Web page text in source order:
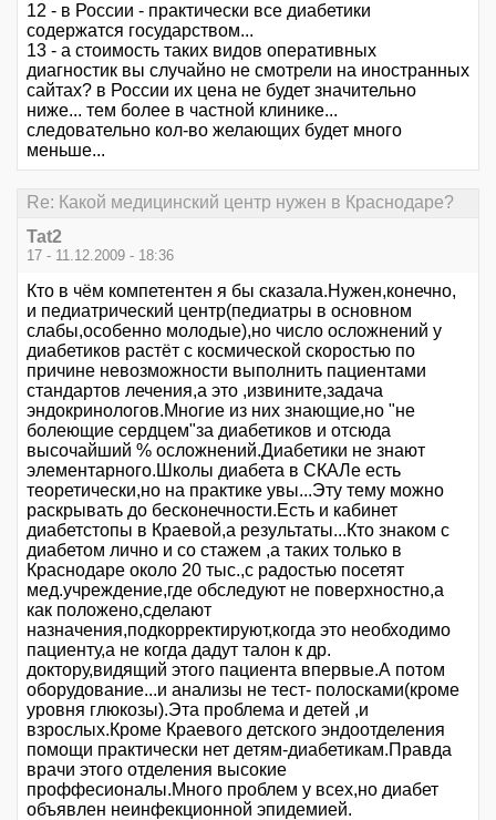
12 - в России - практически все диабетики
содержатся государством...
13 - а стоимость таких видов оперативных
диагностик вы случайно не смотрели на иностранных
сайтах? в России их цена не будет значительно
ниже... тем более в частной клинике...
следовательно кол-во желающих будет много
меньше...
Re: Какой медицинский центр нужен в Краснодаре?
Tat2
17 - 11.12.2009 - 18:36
Кто в чём компетентен я бы сказала.Нужен,конечно,
и педиатрический центр(педиатры в основном
слабы,особенно молодые),но число осложнений у
диабетиков растёт с космической скоростью по
причине невозможности выполнить пациентами
стандартов лечения,а это ,извините,задача
эндокринологов.Многие из них знающие,но "не
болеющие сердцем"за диабетиков и отсюда
высочайший % осложнений.Диабетики не знают
элементарного.Школы диабета в СКАЛе есть
теоретически,но на практике увы...Эту тему можно
раскрывать до бесконечности.Есть и кабинет
диабетстопы в Краевой,а результаты...Кто знаком с
диабетом лично и со стажем ,а таких только в
Краснодаре около 20 тыс.,с радостью посетят
мед.учреждение,где обследуют не поверхностно,а
как положено,сделают
назначения,подкорректируют,когда это необходимо
пациенту,а не когда дадут талон к др.
доктору,видящий этого пациента впервые.А потом
оборудование...и анализы не тест- полосками(кроме
уровня глюкозы).Эта проблема и детей ,и
взрослых.Кроме Краевого детского эндоотделения
помощи практически нет детям-диабетикам.Правда
врачи этого отделения высокие
проффесионалы.Много проблем у всех,но диабет
объявлен неинфекционной эпидемией.